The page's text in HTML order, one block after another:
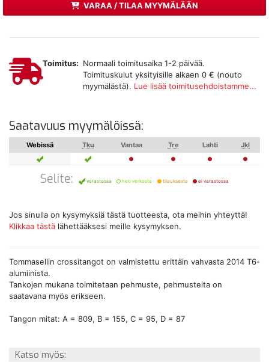
VARAA / TILAA MYYMÄLÄÄN
Toimitus: Normaali toimitusaika 1-2 päivää.
Toimituskulut yksityisille alkaen 0 € (nouto
myymälästä). Lue lisää toimitusehdoistamme...
Saatavuus myymälöissä:
Webissä Tku Vantaa Tre Lahti Jkl
Selite: varastossa heti verkosta tilauksesta ei varastossa
Jos sinulla on kysymyksiä tästä tuotteesta, ota meihin yhteyttä!
Klikkaa tästä lähettääksesi meille kysymyksen.
Tommasellin crossitangot on valmistettu erittäin vahvasta 2014 T6-
alumiinista.
Tankojen mukana toimitetaan pehmuste, pehmusteita on
saatavana myös erikseen.
Tangon mitat: A = 809, B = 155, C = 95, D = 87
Katso myös: